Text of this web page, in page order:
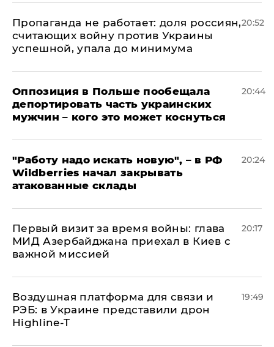
​Пропаганда не работает: доля россиян,
считающих войну против Украины
успешной, упала до минимума
20:52
Оппозиция в Польше пообещала
депортировать часть украинских
мужчин – кого это может коснуться
20:44
"Работу надо искать новую", – в РФ
Wildberries начал закрывать
атакованные склады
20:24
Первый визит за время войны: глава
МИД Азербайджана приехал в Киев с
важной миссией
20:17
Воздушная платформа для связи и
РЭБ: в Украине представили дрон
Highline-T
19:49